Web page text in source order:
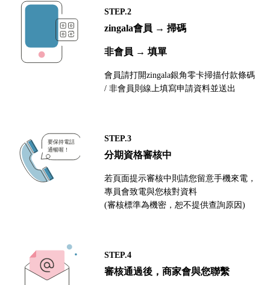
STEP.2
zingala會員 → 掃碼
非會員 → 填單
會員請打開zingala銀角零卡掃描付款條碼
/ 非會員則線上填寫申請資料並送出
STEP.3
分期資格審核中
若頁面提示審核中則請您留意手機來電，
專員會致電與您核對資料
(審核標準為機密，恕不提供查詢原因)
STEP.4
審核通過後，商家會與您聯繫